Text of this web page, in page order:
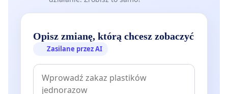
Opisz zmianę, którą chcesz zobaczyć
Zasilane przez AI